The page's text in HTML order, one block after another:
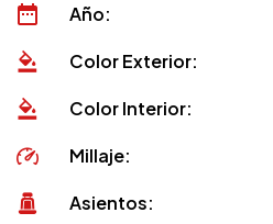
Año:
Color Exterior:
Color Interior:
Millaje:
Asientos: